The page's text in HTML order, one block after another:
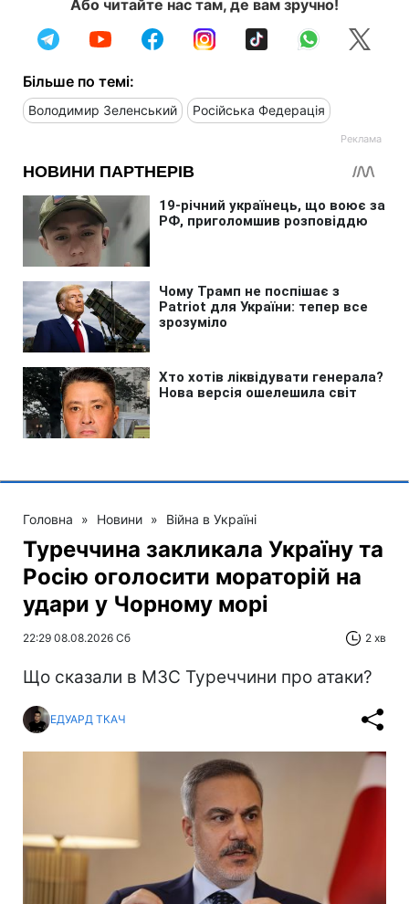
Або читайте нас там, де вам зручно!
Більше по темі:
Володимир Зеленський Російська Федерація
Головна » Новини » Війна в Україні
Туреччина закликала Україну та
Росію оголосити мораторій на
удари у Чорному морі
22:29 08.08.2026 Сб 2 хв
Що сказали в МЗС Туреччини про атаки?
ЕДУАРД ТКАЧ